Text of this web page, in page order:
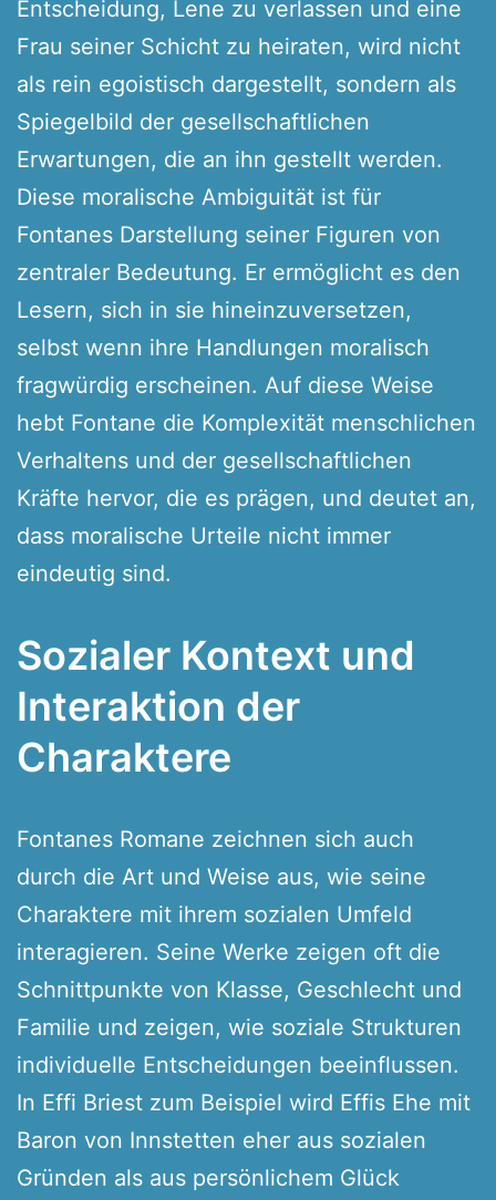
Entscheidung, Lene zu verlassen und eine
Frau seiner Schicht zu heiraten, wird nicht
als rein egoistisch dargestellt, sondern als
Spiegelbild der gesellschaftlichen
Erwartungen, die an ihn gestellt werden.
Diese moralische Ambiguität ist für
Fontanes Darstellung seiner Figuren von
zentraler Bedeutung. Er ermöglicht es den
Lesern, sich in sie hineinzuversetzen,
selbst wenn ihre Handlungen moralisch
fragwürdig erscheinen. Auf diese Weise
hebt Fontane die Komplexität menschlichen
Verhaltens und der gesellschaftlichen
Kräfte hervor, die es prägen, und deutet an,
dass moralische Urteile nicht immer
eindeutig sind.
Sozialer Kontext und
Interaktion der
Charaktere
Fontanes Romane zeichnen sich auch
durch die Art und Weise aus, wie seine
Charaktere mit ihrem sozialen Umfeld
interagieren. Seine Werke zeigen oft die
Schnittpunkte von Klasse, Geschlecht und
Familie und zeigen, wie soziale Strukturen
individuelle Entscheidungen beeinflussen.
In Effi Briest zum Beispiel wird Effis Ehe mit
Baron von Innstetten eher aus sozialen
Gründen als aus persönlichem Glück